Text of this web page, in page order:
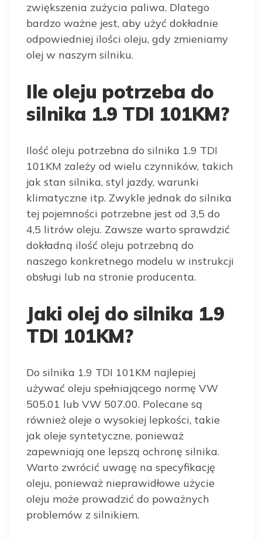
zwiększenia zużycia paliwa. Dlatego
bardzo ważne jest, aby użyć dokładnie
odpowiedniej ilości oleju, gdy zmieniamy
olej w naszym silniku.
Ile oleju potrzeba do
silnika 1.9 TDI 101KM?
Ilość oleju potrzebna do silnika 1.9 TDI
101KM zależy od wielu czynników, takich
jak stan silnika, styl jazdy, warunki
klimatyczne itp. Zwykle jednak do silnika
tej pojemności potrzebne jest od 3,5 do
4,5 litrów oleju. Zawsze warto sprawdzić
dokładną ilość oleju potrzebną do
naszego konkretnego modelu w instrukcji
obsługi lub na stronie producenta.
Jaki olej do silnika 1.9
TDI 101KM?
Do silnika 1.9 TDI 101KM najlepiej
używać oleju spełniającego normę VW
505.01 lub VW 507.00. Polecane są
również oleje o wysokiej lepkości, takie
jak oleje syntetyczne, ponieważ
zapewniają one lepszą ochronę silnika.
Warto zwrócić uwagę na specyfikację
oleju, ponieważ nieprawidłowe użycie
oleju może prowadzić do poważnych
problemów z silnikiem.